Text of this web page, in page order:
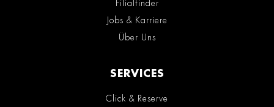
Filialfinder
Jobs & Karriere
Über Uns
SERVICES
Click & Reserve